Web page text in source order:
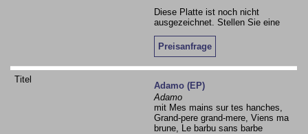
Diese Platte ist noch nicht
ausgezeichnet. Stellen Sie eine
Preisanfrage
Adamo (EP)
Adamo
mit Mes mains sur tes hanches,
Grand-pere grand-mere, Viens ma
brune, Le barbu sans barbe